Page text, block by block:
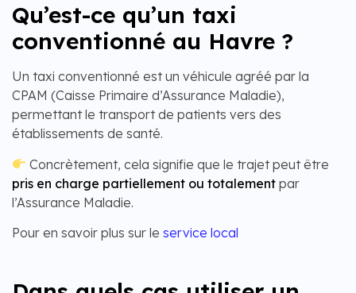
Qu’est-ce qu’un taxi
conventionné au Havre ?
Un taxi conventionné est un véhicule agréé par la
CPAM (Caisse Primaire d’Assurance Maladie),
permettant le transport de patients vers des
établissements de santé.
Concrètement, cela signifie que le trajet peut être
pris en charge partiellement ou totalement par
l’Assurance Maladie.
Pour en savoir plus sur le service local